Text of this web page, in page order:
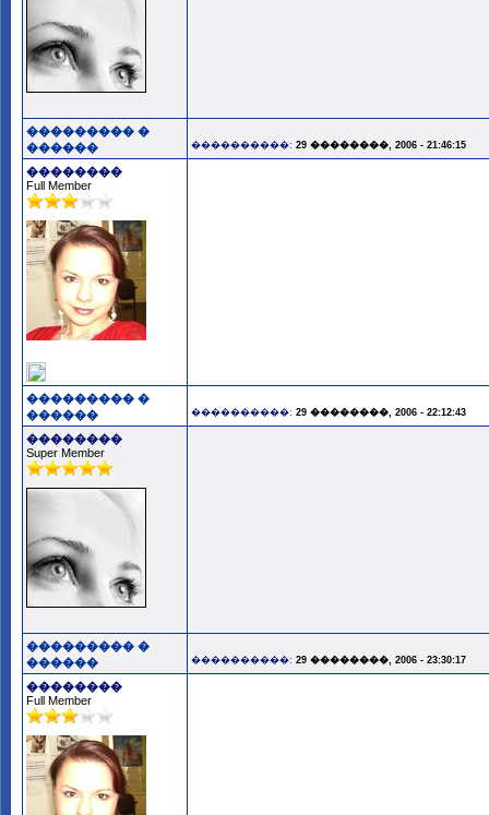
��������� �
������
����������: 29 ��������, 2006 - 21:46:15
��������
Full Member
��������� �
������
����������: 29 ��������, 2006 - 22:12:43
��������
Super Member
��������� �
������
����������: 29 ��������, 2006 - 23:30:17
��������
Full Member